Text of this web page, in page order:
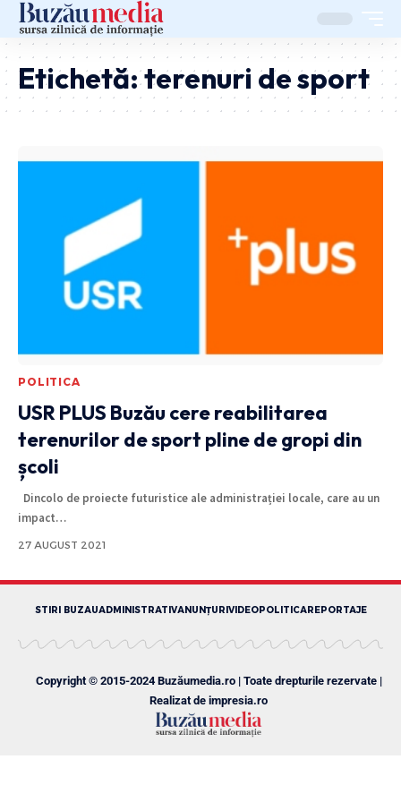
Etichetă:terenuri de sport
POLITICA
USR PLUS Buzău cere reabilitarea
terenurilor de sport pline de gropi din
școli
Dincolo de proiecte futuristice ale administrației locale, care au un
impact…
27 AUGUST 2021
STIRI BUZAUADMINISTRATIVANUNȚURIVIDEOPOLITICAREPORTAJE
Copyright © 2015-2024 Buzăumedia.ro | Toate drepturile rezervate |
Realizat de impresia.ro